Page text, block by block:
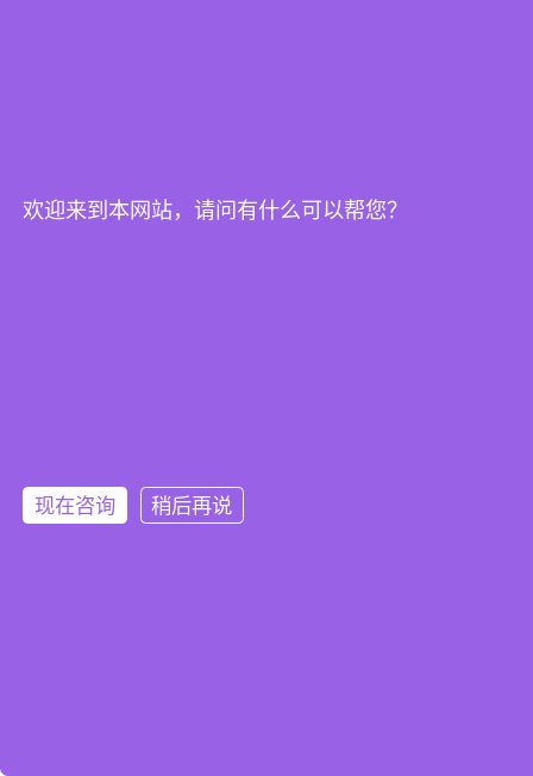
欢迎来到本网站，请问有什么可以帮您？
现在咨询 稍后再说